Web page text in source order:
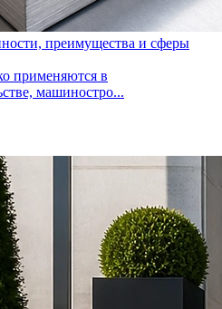
преимущества и сферы
применяются в
машиностро...